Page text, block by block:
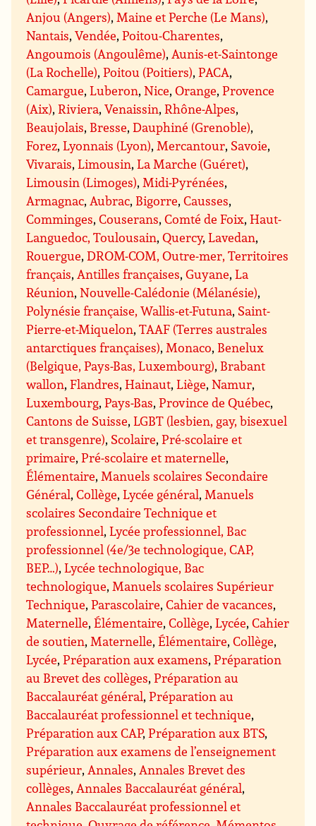
Anjou (Angers), Maine et Perche (Le Mans),
Nantais,Vendée,Poitou-Charentes,
Angoumois (Angoulême), Aunis-et-Saintonge
(La Rochelle),Poitou (Poitiers),PACA,
Camargue,Luberon,Nice,Orange,Provence
(Aix),Riviera,Venaissin,Rhône-Alpes,
Beaujolais, Bresse,Dauphiné (Grenoble),
Forez,Lyonnais (Lyon), Mercantour, Savoie,
Vivarais,Limousin,La Marche (Guéret),
Limousin (Limoges), Midi-Pyrénées,
Armagnac, Aubrac, Bigorre,Causses,
Comminges,Couserans,Comté de Foix,Haut-
Languedoc, Toulousain,Quercy,Lavedan,
Rouergue,DROM-COM, Outre-mer, Territoires
français, Antilles françaises,Guyane,La
Réunion,Nouvelle-Calédonie (Mélanésie),
Polynésie française, Wallis-et-Futuna, Saint-
Pierre-et-Miquelon,TAAF (Terres australes
antarctiques françaises), Monaco, Benelux
(Belgique, Pays-Bas, Luxembourg), Brabant
wallon,Flandres,Hainaut,Liège,Namur,
Luxembourg,Pays-Bas,Province de Québec,
Cantons de Suisse,LGBT (lesbien, gay, bisexuel
et transgenre), Scolaire,Pré-scolaire et
primaire,Pré-scolaire et maternelle,
Élémentaire, Manuels scolaires Secondaire
Général,Collège,Lycée général, Manuels
scolaires Secondaire Technique et
professionnel,Lycée professionnel, Bac
professionnel (4e/3e technologique, CAP,
BEP…),Lycée technologique, Bac
technologique, Manuels scolaires Supérieur
Technique,Parascolaire,Cahier de vacances,
Maternelle,Élémentaire,Collège,Lycée,Cahier
de soutien, Maternelle,Élémentaire,Collège,
Lycée,Préparation aux examens,Préparation
au Brevet des collèges,Préparation au
Baccalauréat général,Préparation au
Baccalauréat professionnel et technique,
Préparation aux CAP,Préparation aux BTS,
Préparation aux examens de l’enseignement
supérieur, Annales, Annales Brevet des
collèges, Annales Baccalauréat général,
Annales Baccalauréat professionnel et